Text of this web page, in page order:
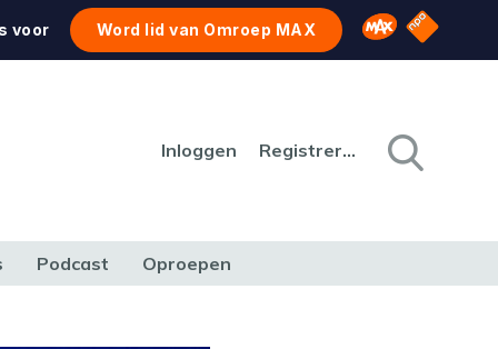
voor Word lid van Omroep MAX Omroep MAX
NPO
Inloggen Registreren
Podcast Oproepen